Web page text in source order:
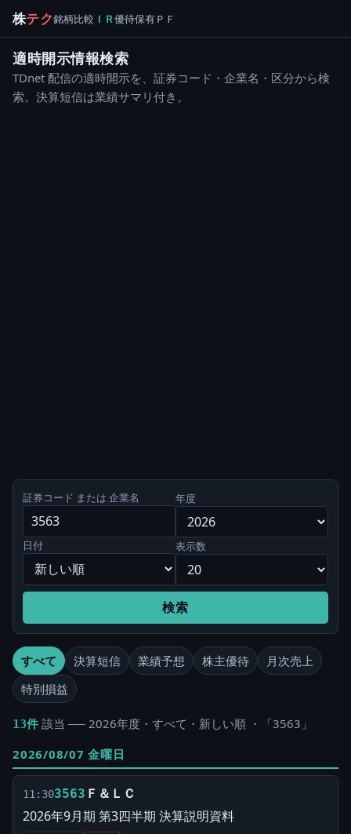
株テク銘柄比較 ＩＲ優待保有ＰＦ
適時開示情報検索
TDnet 配信の適時開示を、証券コード・企業名・区分から検
索。決算短信は業績サマリ付き。
証券コード または 企業名 年度
日付 表示数
検索
すべて 決算短信 業績予想 株主優待
月次売上
特別損益
13件 該当 ── 2026年度・すべて・新しい順 ・「3563」
2026/08/07 金曜日
11:303563 Ｆ＆ＬＣ
2026年9月期 第3四半期 決算説明資料